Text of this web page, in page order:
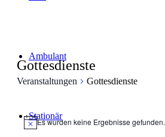
Ambulant
Stationär
Gottesdienste
Veranstaltungen Gottesdienste
Veranstaltungen
Hinweis
Es wurden keine Ergebnisse gefunden.